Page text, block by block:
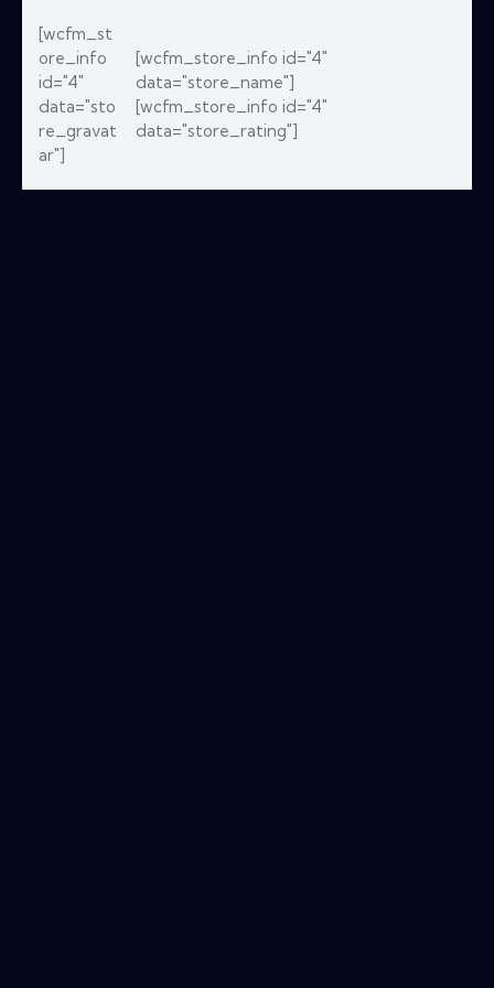
[wcfm_st
ore_info
id="4"
data="sto
re_gravat
ar"]
[wcfm_store_info id="4"
data="store_name"]
[wcfm_store_info id="4"
data="store_rating"]